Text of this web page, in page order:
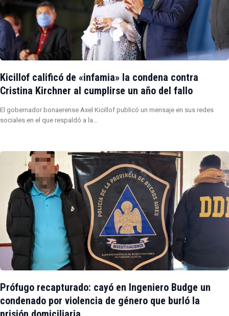
Kicillof calificó de «infamia» la condena contra
Cristina Kirchner al cumplirse un año del fallo
El gobernador bonaerense Axel Kicillof publicó un mensaje en sus redes
sociales en el que respaldó a la…
Prófugo recapturado: cayó en Ingeniero Budge un
condenado por violencia de género que burló la